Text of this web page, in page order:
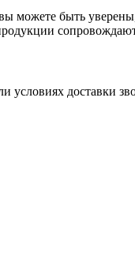
можете быть
условиях доставки